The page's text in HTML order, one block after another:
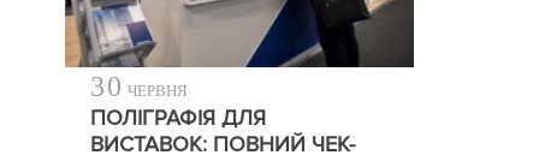
30 ЧЕРВНЯ
ПОЛІГРАФІЯ ДЛЯ
ВИСТАВОК: ПОВНИЙ ЧЕК-